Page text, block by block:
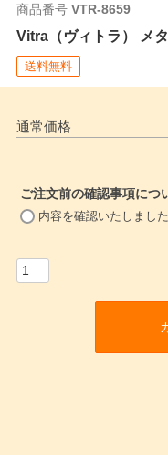
商品番号 VTR-8659
Vitra（ヴィトラ） メ
送料無料
通常価格
ご注文前の確認事項につ
内容を確認いたしました